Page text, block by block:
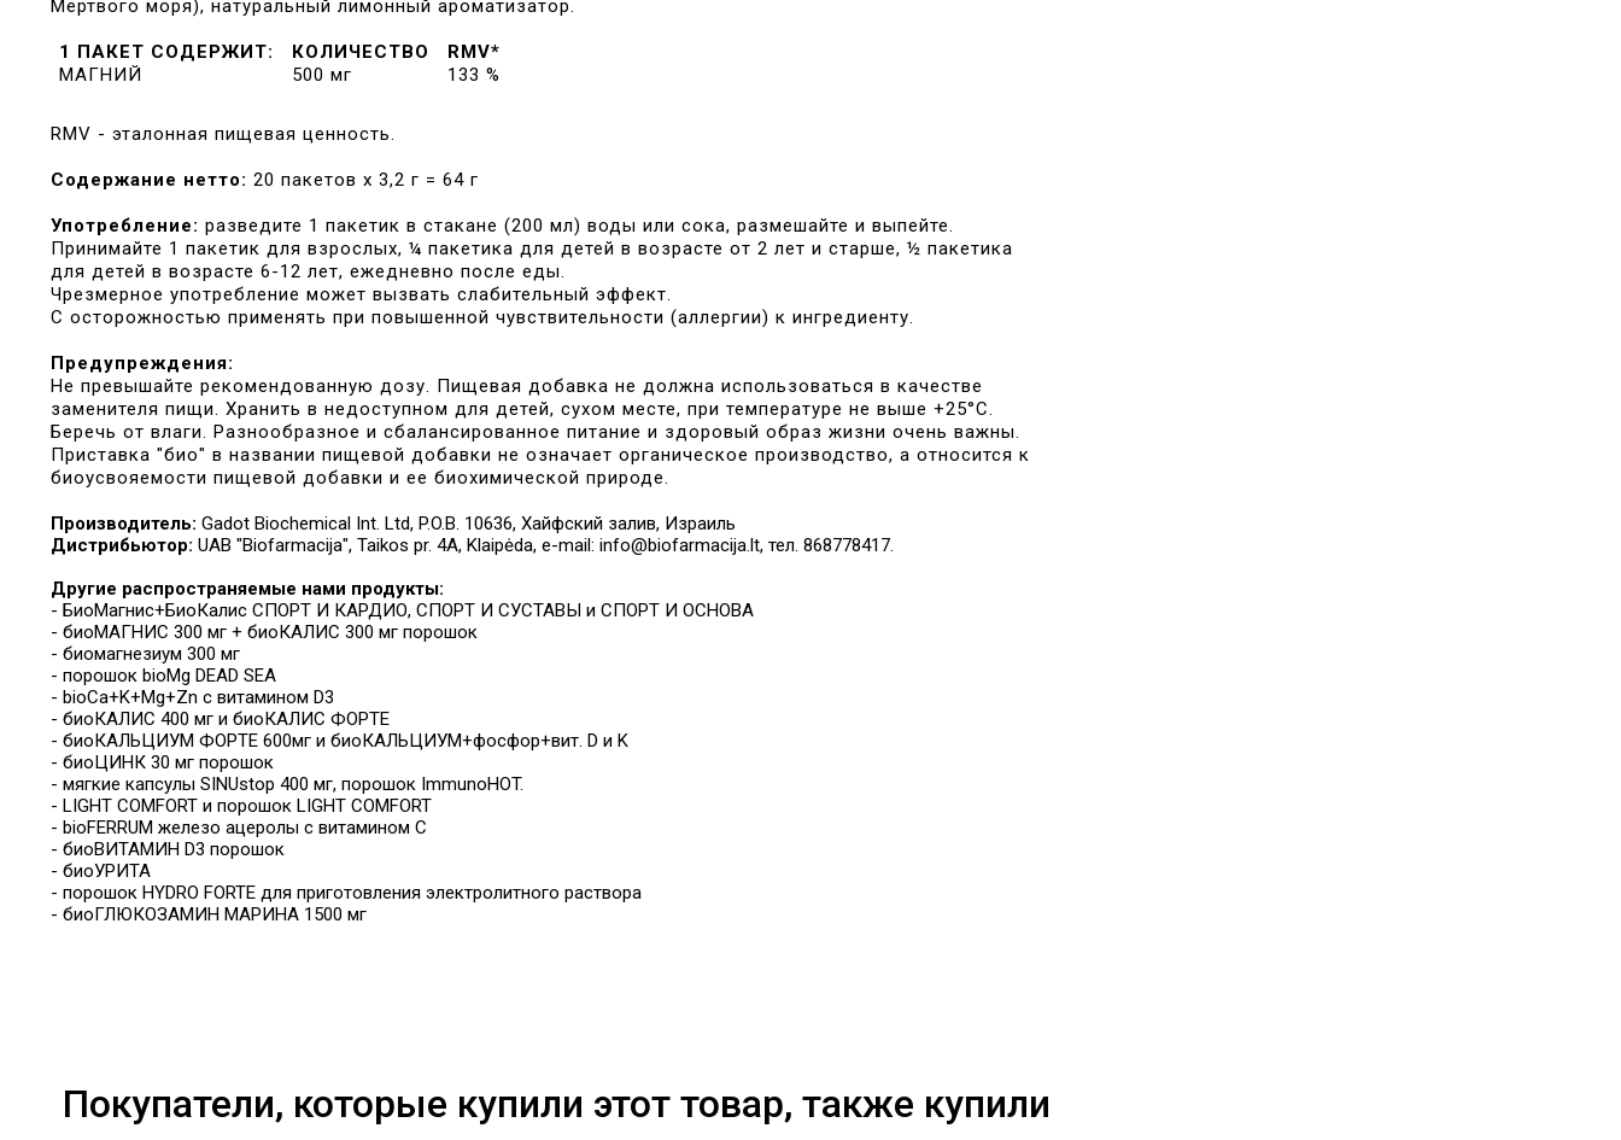
Мертвого моря), натуральный лимонный ароматизатор.
1 ПАКЕТ СОДЕРЖИТ: КОЛИЧЕСТВО
RMV*
МАГНИЙ
500 мг 133 %
RMV - эталонная пищевая ценность.
Содержание нетто: 20 пакетов х 3,2 г = 64 г
Употребление: разведите 1 пакетик в стакане (200 мл) воды или сока, размешайте и выпейте.
Принимайте 1 пакетик для взрослых, ¼ пакетика для детей в возрасте от 2 лет и старше, ½ пакетика
для детей в возрасте 6-12 лет, ежедневно после еды.
Чрезмерное употребление может вызвать слабительный эффект.
С осторожностью применять при повышенной чувствительности (аллергии) к ингредиенту.
Предупреждения:
Не превышайте рекомендованную дозу. Пищевая добавка не должна использоваться в качестве
заменителя пищи. Хранить в недоступном для детей, сухом месте, при температуре не выше +25°C.
Беречь от влаги. Разнообразное и сбалансированное питание и здоровый образ жизни очень важны.
Приставка "био" в названии пищевой добавки не означает органическое производство, а относится к
биоусвояемости пищевой добавки и ее биохимической природе.
Производитель: Gadot Biochemical Int. Ltd, P.O.B. 10636, Хайфский залив, Израиль
Дистрибьютор: UAB "Biofarmacija", Taikos pr. 4A, Klaipėda, e-mail: info@biofarmacija.lt, тел. 868778417.
Другие распространяемые нами продукты:
- БиоМагнис+БиоКалис СПОРТ И КАРДИО, СПОРТ И СУСТАВЫ и СПОРТ И ОСНОВА
- биоМАГНИС 300 мг + биоКАЛИС 300 мг порошок
- биомагнезиум 300 мг
- порошок bioMg DEAD SEA
- bioCa+K+Mg+Zn с витамином D3
- биоКАЛИС 400 мг и биоКАЛИС ФОРТЕ
- биоКАЛЬЦИУМ ФОРТЕ 600мг и биоКАЛЬЦИУМ+фосфор+вит. D и K
- биоЦИНК 30 мг порошок
- мягкие капсулы SINUstop 400 мг, порошок ImmunoHOT.
- LIGHT COMFORT и порошок LIGHT COMFORT
- bioFERRUM железо ацеролы с витамином С
- биоВИТАМИН D3 порошок
- биоУРИТА
- порошок HYDRO FORTE для приготовления электролитного раствора
- биоГЛЮКОЗАМИН МАРИНА 1500 мг
Покупатели, которые купили этот товар, также купили